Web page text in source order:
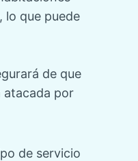
lo que puede
de que
atacada por
de servicio